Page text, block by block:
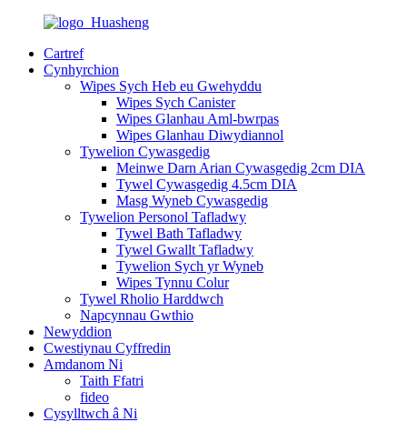
Cartref
Cynhyrchion
Wipes Sych Heb eu Gwehyddu
Wipes Sych Canister
Wipes Glanhau Aml-bwrpas
Wipes Glanhau Diwydiannol
Tywelion Cywasgedig
Meinwe Darn Arian Cywasgedig 2cm DIA
Tywel Cywasgedig 4.5cm DIA
Masg Wyneb Cywasgedig
Tywelion Personol Tafladwy
Tywel Bath Tafladwy
Tywel Gwallt Tafladwy
Tywelion Sych yr Wyneb
Wipes Tynnu Colur
Tywel Rholio Harddwch
Napcynnau Gwthio
Newyddion
Cwestiynau Cyffredin
Amdanom Ni
Taith Ffatri
fideo
Cysylltwch â Ni